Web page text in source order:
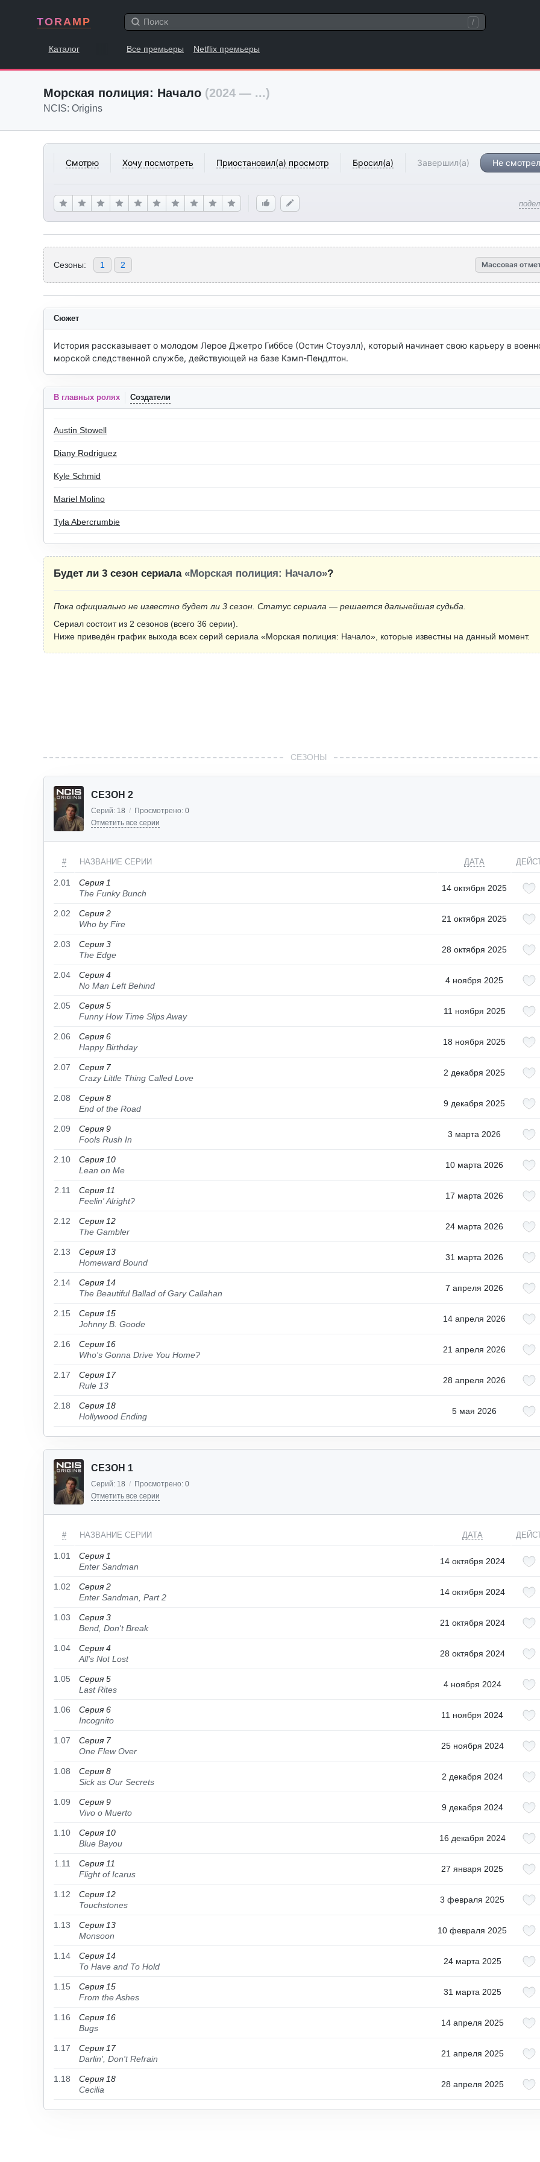
TORAMP /
Каталог Все премьеры Netflix премьеры
Морская полиция: Начало (2024 — ...)
NCIS: Origins
Смотрю Хочу посмотреть Приостановил(а) просмотр Бросил(а) Завершил(а) Не
Сезоны: 1 2 Массовая
Сюжет
История рассказывает о молодом Лерое Джетро Гиббсе (Остин Стоуэлл), который начинает свою карьеру в
морской следственной службе, действующей на базе Кэмп-Пендлтон.
В главных ролях Создатели
Austin Stowell
Diany Rodriguez
Kyle Schmid
Mariel Molino
Tyla Abercrumbie
Будет ли 3 сезон сериала «Морская полиция: Начало»?
Пока официально не известно будет ли 3 сезон. Статус сериала — решается дальнейшая судьба.
Сериал состоит из 2 сезонов (всего 36 серии).
Ниже приведён график выхода всех серий сериала «Морская полиция: Начало», которые известны на данный момент.
СЕЗОНЫ
СЕЗОН 2
Серий: 18 / Просмотрено: 0
Отметить все серии
# НАЗВАНИЕ СЕРИИ ДАТА
2.01
Серия 1
The Funky Bunch
14 октября 2025
2.02
Серия 2
Who by Fire
21 октября 2025
2.03
Серия 3
The Edge
28 октября 2025
2.04
Серия 4
No Man Left Behind
4 ноября 2025
2.05
Серия 5
Funny How Time Slips Away
11 ноября 2025
2.06
Серия 6
Happy Birthday
18 ноября 2025
2.07
Серия 7
Crazy Little Thing Called Love
2 декабря 2025
2.08
Серия 8
End of the Road
9 декабря 2025
2.09
Серия 9
Fools Rush In
3 марта 2026
2.10
Серия 10
Lean on Me
10 марта 2026
2.11
Серия 11
Feelin' Alright?
17 марта 2026
2.12
Серия 12
The Gambler
24 марта 2026
2.13
Серия 13
Homeward Bound
31 марта 2026
2.14
Серия 14
The Beautiful Ballad of Gary Callahan
7 апреля 2026
2.15
Серия 15
Johnny B. Goode
14 апреля 2026
2.16
Серия 16
Who's Gonna Drive You Home?
21 апреля 2026
2.17
Серия 17
Rule 13
28 апреля 2026
2.18
Серия 18
Hollywood Ending
5 мая 2026
СЕЗОН 1
Серий: 18 / Просмотрено: 0
Отметить все серии
# НАЗВАНИЕ СЕРИИ ДАТА
1.01
Серия 1
Enter Sandman
14 октября 2024
1.02
Серия 2
Enter Sandman, Part 2
14 октября 2024
1.03
Серия 3
Bend, Don't Break
21 октября 2024
1.04
Серия 4
All's Not Lost
28 октября 2024
1.05
Серия 5
Last Rites
4 ноября 2024
1.06
Серия 6
Incognito
11 ноября 2024
1.07
Серия 7
One Flew Over
25 ноября 2024
1.08
Серия 8
Sick as Our Secrets
2 декабря 2024
1.09
Серия 9
Vivo o Muerto
9 декабря 2024
1.10
Серия 10
Blue Bayou
16 декабря 2024
1.11
Серия 11
Flight of Icarus
27 января 2025
1.12
Серия 12
Touchstones
3 февраля 2025
1.13
Серия 13
Monsoon
10 февраля 2025
1.14
Серия 14
To Have and To Hold
24 марта 2025
1.15
Серия 15
From the Ashes
31 марта 2025
1.16
Серия 16
Bugs
14 апреля 2025
1.17
Серия 17
Darlin', Don't Refrain
21 апреля 2025
1.18
Серия 18
Cecilia
28 апреля 2025